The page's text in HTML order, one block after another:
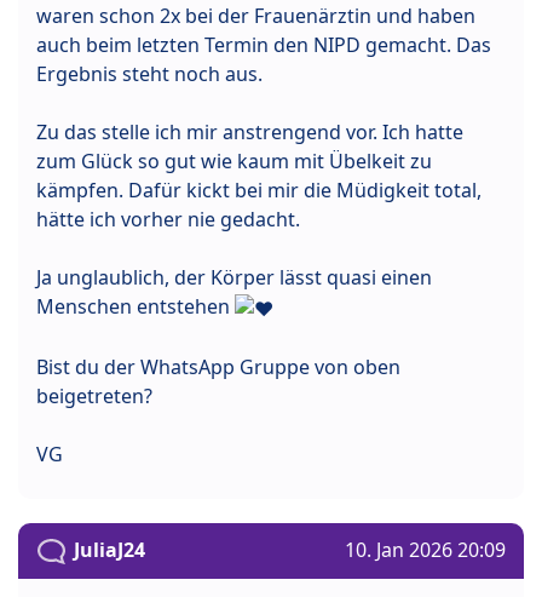
waren schon 2x bei der Frauenärztin und haben
auch beim letzten Termin den NIPD gemacht. Das
Ergebnis steht noch aus.
Zu das stelle ich mir anstrengend vor. Ich hatte
zum Glück so gut wie kaum mit Übelkeit zu
kämpfen. Dafür kickt bei mir die Müdigkeit total,
hätte ich vorher nie gedacht.
Ja unglaublich, der Körper lässt quasi einen
Menschen entstehen
Bist du der WhatsApp Gruppe von oben
beigetreten?
VG
JuliaJ24 10. Jan 2026 20:09